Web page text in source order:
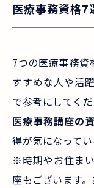
医療事務資格7
7つの医療事務資
すすめな人や活
で参考にしてくだ
医療事務講座の
得が気になって
※時期やお住ま
座もございます